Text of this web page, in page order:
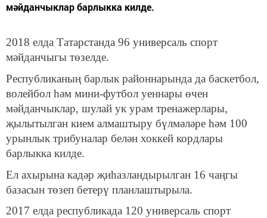
мәйданчыклар барлыкка килде.
2018 елда Татарстанда 96 универсаль спорт
мәйданчыгы төзелде.
Республиканың барлык районнарында да баскетбол,
волейбол һәм мини-футбол уеннары өчен
мәйданчыклар, шулай ук урам тренажерлары,
җылытылган кием алмаштыру бүлмәләре һәм 100
урынлык трибуналар белән хоккей кордлары
барлыкка килде.
Ел ахырына кадәр җиһазландырылган 16 чаңгы
базасын төзеп бетерү планлаштырыла.
2017 елда республикада 120 универсаль спорт